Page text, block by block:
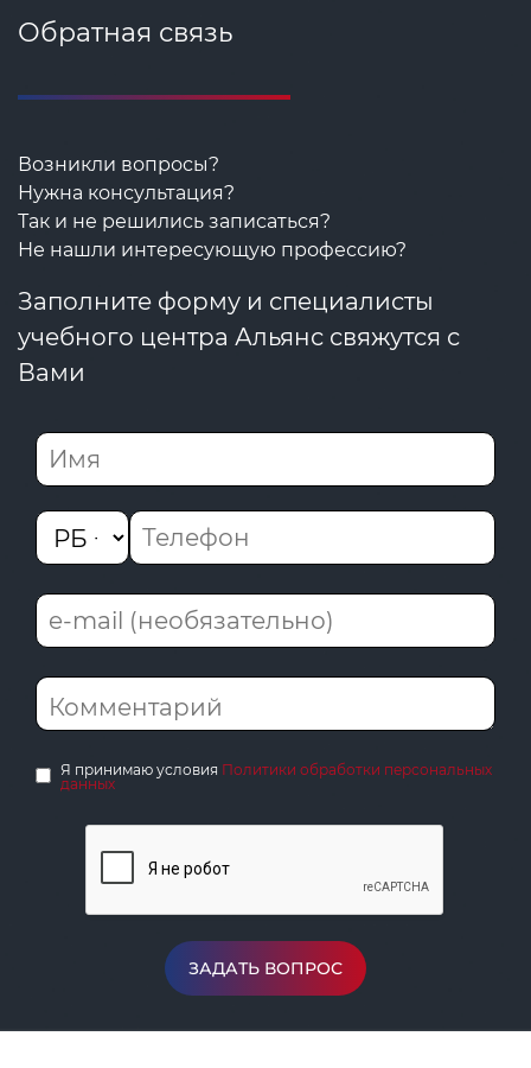
Обратная связь
Возникли вопросы?
Нужна консультация?
Так и не решились записаться?
Не нашли интересующую профессию?
Заполните форму и специалисты
учебного центра Альянс свяжутся с
Вами
Я принимаю условия Политики обработки персональных
данных
ЗАДАТЬ ВОПРОС